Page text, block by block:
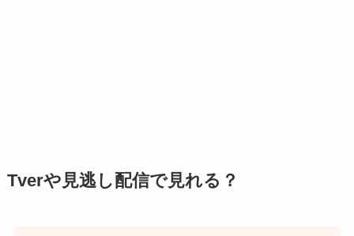
Tverや見逃し配信で見れる？